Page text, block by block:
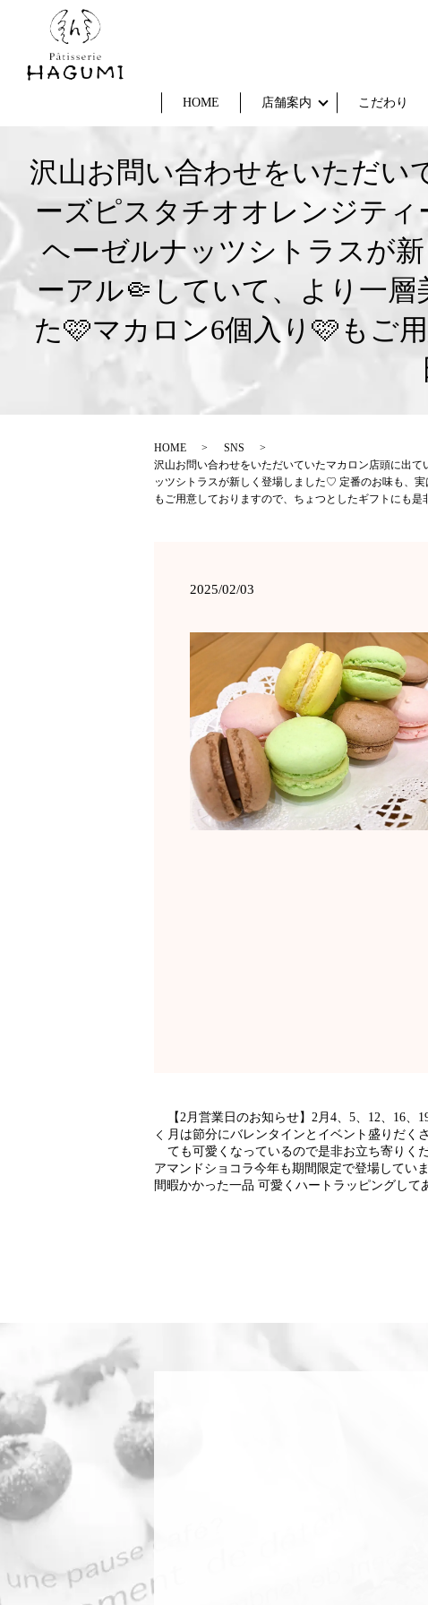
HOME 店舗案内 こだわり
沢山お問い合わせをいただい
ーズピスタチオオレンジテ
ヘーゼルナッツシトラスが
ーアル🤏していて、より一
た🩷マカロン6個入り🩷もご
HOME
SNS
沢山お問い合わせをいただいていた️マカロン️店頭に出
ッツシトラスが新しく登場しました♡ 定番のお味も、
もご用意しておりますので、ちょつとしたギフトにも
2025/02/03
【2月営業日のお知らせ】2月4、5、12、16
月は節分にバレンタインとイベント盛りだ
ても可愛くなっているので是非お立ち寄り
アマンドショコラ今年も期間限定で登場してい
間暇かかった一品 可愛くハート️ラッピングし